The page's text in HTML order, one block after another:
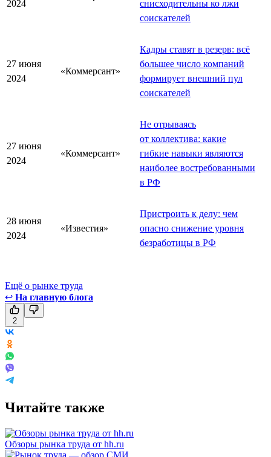
2024
снисходительны ко лжи
соискателей
27 июня
2024
«Коммерсант»
Кадры ставят в резерв: всё
большее число компаний
формирует внешний пул
соискателей
27 июня
2024
«Коммерсант»
Не отрываясь
от коллектива: какие
гибкие навыки являются
наиболее востребованными
в РФ
28 июня
2024
«Известия»
Пристроить к делу: чем
опасно снижение уровня
безработицы в РФ
Ещё о рынке труда
↩ На главную блога
2
Читайте также
Обзоры рынка труда от hh.ru